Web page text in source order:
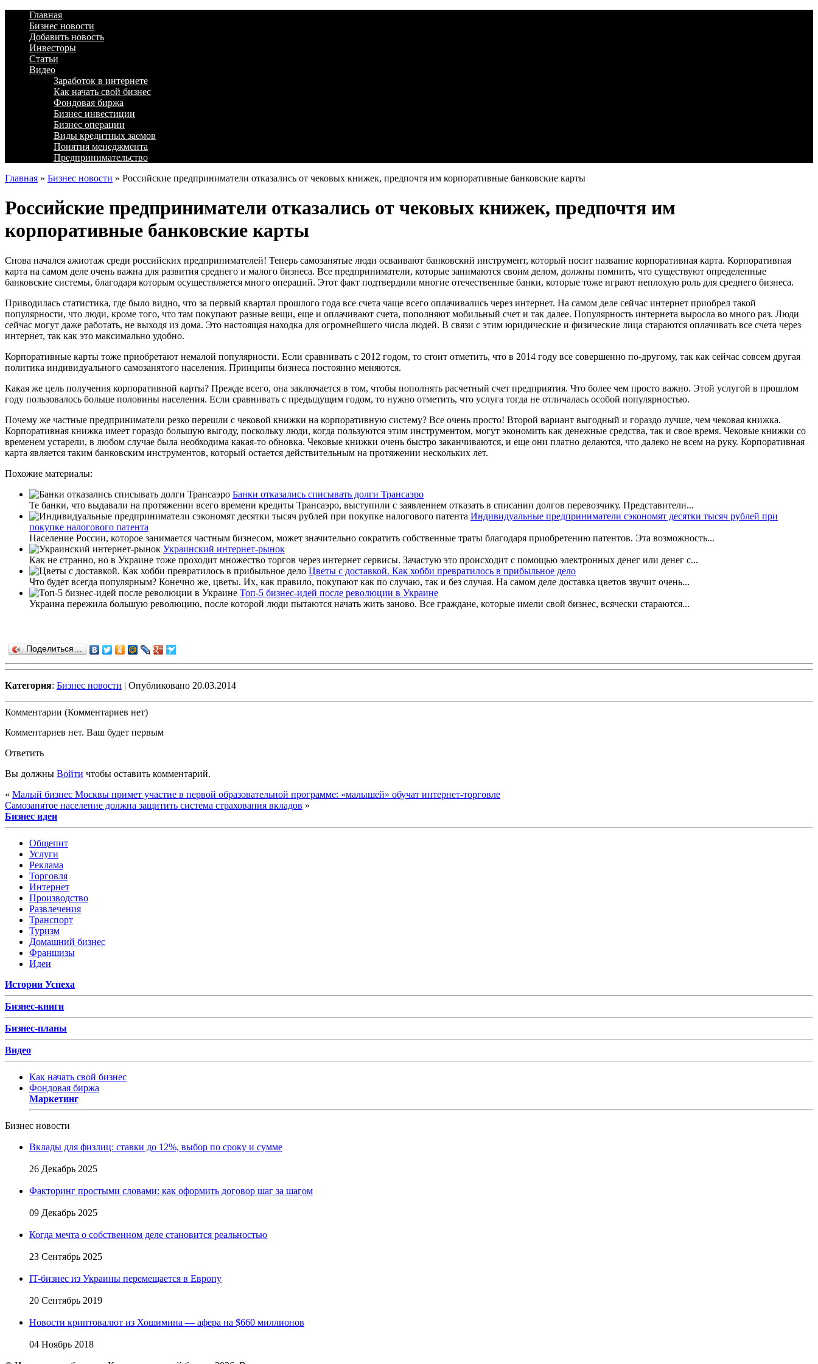
Главная
Бизнес новости
Добавить новость
Инвесторы
Статьи
Видео
Заработок в интернете
Как начать свой бизнес
Фондовая биржа
Бизнес инвестиции
Бизнес операции
Виды кредитных заемов
Понятия менеджмента
Предпринимательство
Главная » Бизнес новости » Российские предприниматели отказались от чековых книжек, предпочтя им корпоративные банковские карты
Российские предприниматели отказались от чековых книжек, предпочтя им
корпоративные банковские карты
Снова начался ажиотаж среди российских предпринимателей! Теперь самозанятые люди осваивают банковский инструмент, который носит название корпоративная карта. Корпоративная
карта на самом деле очень важна для развития среднего и малого бизнеса. Все предприниматели, которые занимаются своим делом, должны помнить, что существуют определенные
банковские системы, благодаря которым осуществляется много операций. Этот факт подтвердили многие отечественные банки, которые тоже играют неплохую роль для среднего бизнеса.
Приводилась статистика, где было видно, что за первый квартал прошлого года все счета чаще всего оплачивались через интернет. На самом деле сейчас интернет приобрел такой
популярности, что люди, кроме того, что там покупают разные вещи, еще и оплачивают счета, пополняют мобильный счет и так далее. Популярность интернета выросла во много раз. Люди
сейчас могут даже работать, не выходя из дома. Это настоящая находка для огромнейшего числа людей. В связи с этим юридические и физические лица стараются оплачивать все счета через
интернет, так как это максимально удобно.
Корпоративные карты тоже приобретают немалой популярности. Если сравнивать с 2012 годом, то стоит отметить, что в 2014 году все совершенно по-другому, так как сейчас совсем другая
политика индивидуального самозанятого населения. Принципы бизнеса постоянно меняются.
Какая же цель получения корпоративной карты? Прежде всего, она заключается в том, чтобы пополнять расчетный счет предприятия. Что более чем просто важно. Этой услугой в прошлом
году пользовалось больше половины населения. Если сравнивать с предыдущим годом, то нужно отметить, что услуга тогда не отличалась особой популярностью.
Почему же частные предприниматели резко перешли с чековой книжки на корпоративную систему? Все очень просто! Второй вариант выгодный и гораздо лучше, чем чековая книжка.
Корпоративная книжка имеет гораздо большую выгоду, поскольку люди, когда пользуются этим инструментом, могут экономить как денежные средства, так и свое время. Чековые книжки со
временем устарели, в любом случае была необходима какая-то обновка. Чековые книжки очень быстро заканчиваются, и еще они платно делаются, что далеко не всем на руку. Корпоративная
карта является таким банковским инструментов, который остается действительным на протяжении нескольких лет.
Похожие материалы:
Банки отказались списывать долги Трансаэро
Те банки, что выдавали на протяжении всего времени кредиты Трансаэро, выступили с заявлением отказать в списании долгов перевозчику. Представители...
Индивидуальные предприниматели сэкономят десятки тысяч рублей при
покупке налогового патента
Население России, которое занимается частным бизнесом, может значительно сократить собственные траты благодаря приобретению патентов. Эта возможность...
Украинский интернет-рынок
Как не странно, но в Украине тоже проходит множество торгов через интернет сервисы. Зачастую это происходит с помощью электронных денег или денег с...
Цветы с доставкой. Как хобби превратилось в прибыльное дело
Что будет всегда популярным? Конечно же, цветы. Их, как правило, покупают как по случаю, так и без случая. На самом деле доставка цветов звучит очень...
Топ-5 бизнес-идей после революции в Украине
Украина пережила большую революцию, после которой люди пытаются начать жить заново. Все граждане, которые имели свой бизнес, всячески стараются...
Поделиться…
Категория: Бизнес новости | Опубликовано 20.03.2014
Комментарии (Комментариев нет)
Комментариев нет. Ваш будет первым
Ответить
Вы должны Войти чтобы оставить комментарий.
« Малый бизнес Москвы примет участие в первой образовательной программе: «малышей» обучат интернет-торговле
Самозанятое население должна защитить система страхования вкладов »
Бизнес идеи
Общепит
Услуги
Реклама
Торговля
Интернет
Производство
Развлечения
Транспорт
Туризм
Домашний бизнес
Франшизы
Идеи
Истории Успеха
Бизнес-книги
Бизнес-планы
Видео
Как начать свой бизнес
Фондовая биржа
Маркетинг
Бизнес новости
Вклады для физлиц: ставки до 12%, выбор по сроку и сумме
26 Декабрь 2025
Факторинг простыми словами: как оформить договор шаг за шагом
09 Декабрь 2025
Когда мечта о собственном деле становится реальностью
23 Сентябрь 2025
IT-бизнес из Украины перемещается в Европу
20 Сентябрь 2019
Новости криптовалют из Хошимина — афера на $660 миллионов
04 Ноябрь 2018